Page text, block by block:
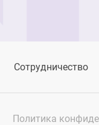
Сотрудничество
Политика